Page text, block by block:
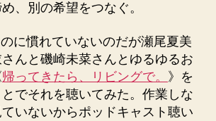
、別の希望をつなぐ。
に慣れていないのだが瀬尾夏美
んと磯崎未菜さんとゆるゆるお
帰ってきたら、リビングで。 》を
でそれを聴いてみた。作業しな
いないからポッドキャスト聴い